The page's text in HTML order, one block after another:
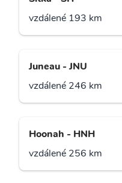
vzdálené 193 km
Juneau - JNU
vzdálené 246 km
Hoonah - HNH
vzdálené 256 km